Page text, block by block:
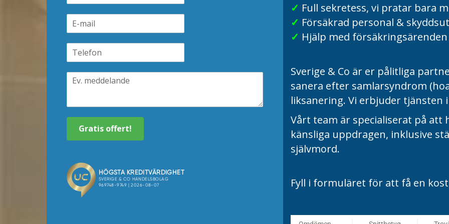
Gratis offert!
✓ Full sekretess, vi pratar bara
✓ Försäkrad personal &
✓ Hjälp med
Sverige & Co är er pålitliga
sanera efter samlarsyndrom
liksanering. Vi erbjuder tjänsten
Vårt team är specialiserat på att
känsliga uppdragen, inklusive
självmord.
Fyll i formuläret för att få en